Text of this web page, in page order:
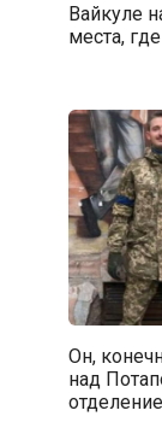
Вайкуле
места,
Он,
над